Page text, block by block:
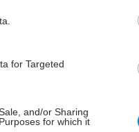
for Targeted
and/or Sharing
for which it